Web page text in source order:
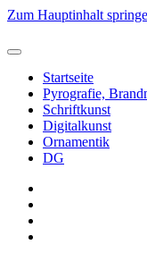
Zum Hauptinhalt
Startseite
Pyrografie,
Schriftkunst
Digitalkunst
Ornamentik
DG